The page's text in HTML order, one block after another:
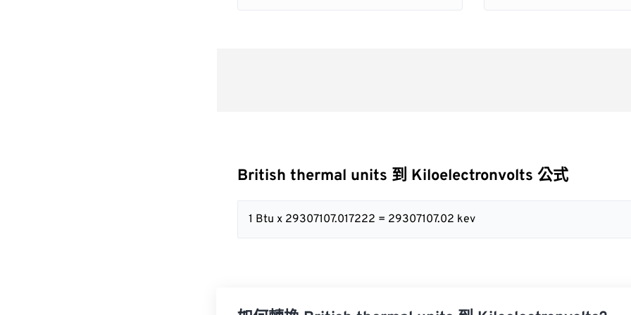
British thermal units 到 Kiloelectronvolts 公式
1 Btu x 29307107.017222 = 29307107.02 kev